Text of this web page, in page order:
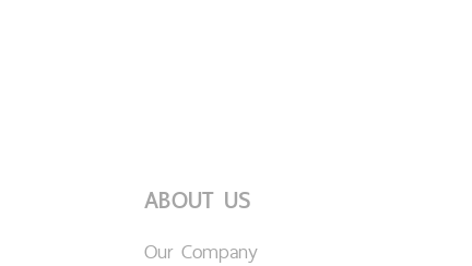
ABOUT US
Our Company